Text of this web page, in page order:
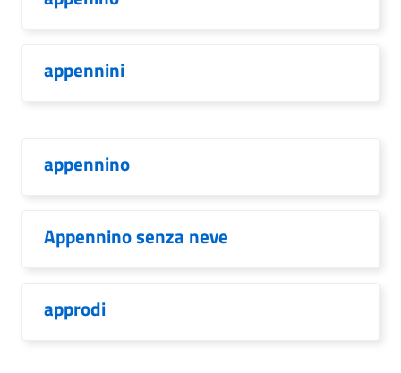
appennini
appennino
Appennino senza neve
approdi